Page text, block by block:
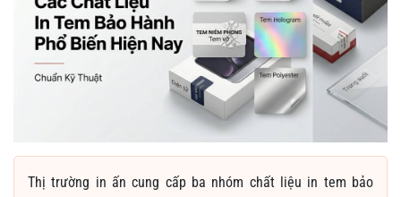
Thị trường in ấn cung cấp ba nhóm chất liệu in tem bảo